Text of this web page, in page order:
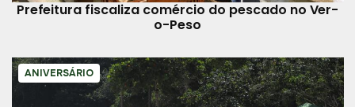
Prefeitura fiscaliza comércio do pescado no Ver-
o-Peso
ANIVERSÁRIO